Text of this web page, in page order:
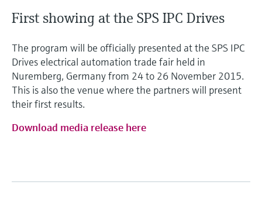
First showing at the SPS IPC Drives
The program will be officially presented at the SPS IPC
Drives electrical automation trade fair held in
Nuremberg, Germany from 24 to 26 November 2015.
This is also the venue where the partners will present
their first results.
Download media release here